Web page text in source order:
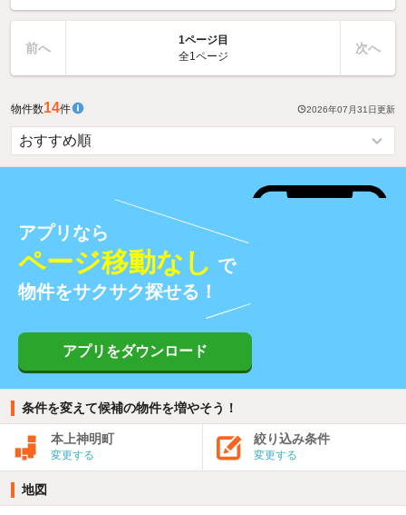
前へ
1ページ目
全1ページ
次へ
物件数14件 2026年07月31日更新
アプリなら
ページ移動なし で
物件をサクサク探せる！
アプリをダウンロード
条件を変えて候補の物件を増やそう！
本上神明町
変更する
絞り込み条件
変更する
地図